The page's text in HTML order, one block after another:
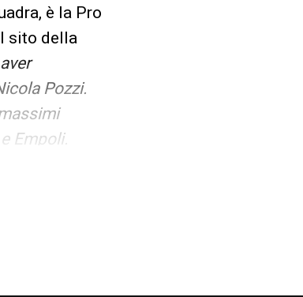
è la Pro
sito della
Pozzi.
Empoli.